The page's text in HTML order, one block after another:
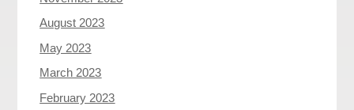
August 2023
May 2023
March 2023
February 2023